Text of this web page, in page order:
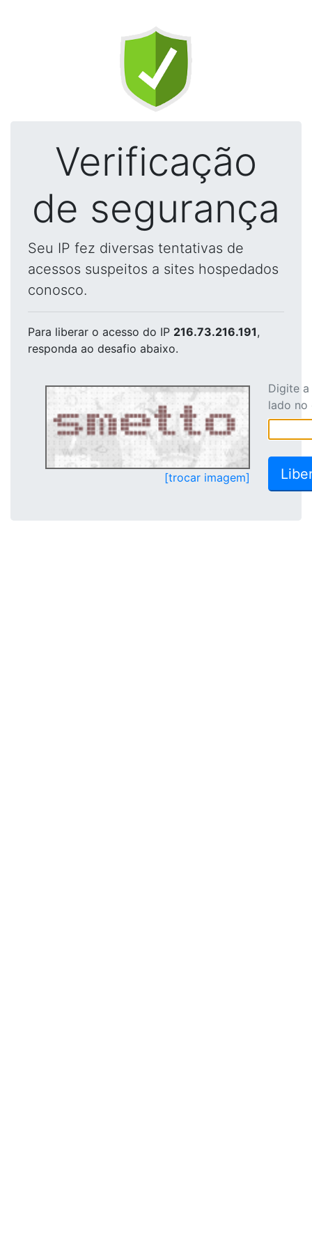
Verificação
de segurança
Seu IP fez diversas tentativas de
acessos suspeitos a sites hospedados
conosco.
Para liberar o acesso do IP 216.73.216.191,
responda ao desafio abaixo.
[trocar imagem]
Digite
lado no